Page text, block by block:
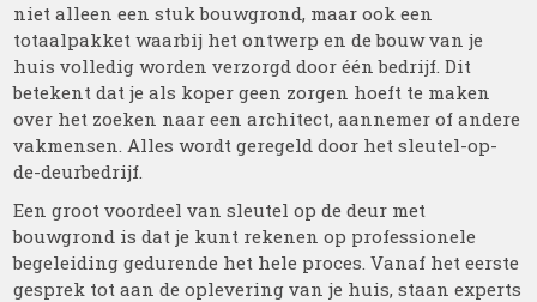
niet alleen een stuk bouwgrond, maar ook een
totaalpakket waarbij het ontwerp en de bouw van je
huis volledig worden verzorgd door één bedrijf. Dit
betekent dat je als koper geen zorgen hoeft te maken
over het zoeken naar een architect, aannemer of andere
vakmensen. Alles wordt geregeld door het sleutel-op-
de-deurbedrijf.
Een groot voordeel van sleutel op de deur met
bouwgrond is dat je kunt rekenen op professionele
begeleiding gedurende het hele proces. Vanaf het eerste
gesprek tot aan de oplevering van je huis, staan experts